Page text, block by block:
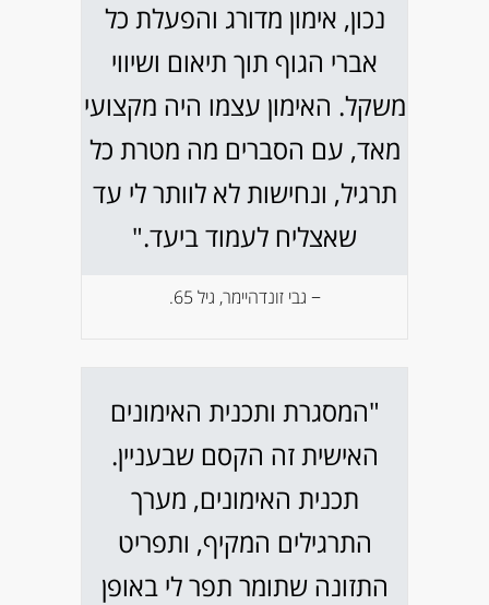
נכון, אימון מדורג והפעלת כל
אברי הגוף תוך תיאום ושיווי
משקל. האימון עצמו היה מקצועי
מאד, עם הסברים מה מטרת כל
תרגיל, ונחישות לא לוותר לי עד
שאצליח לעמוד ביעד."
− גבי זונדהיימר, גיל 65.
"המסגרת ותכנית האימונים
האישית זה הקסם שבעניין.
תכנית האימונים, מערך
התרגילים המקיף, ותפריט
התזונה שתומר תפר לי באופן